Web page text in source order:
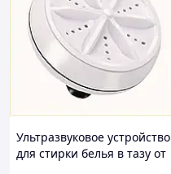
Ультразвуковое устройство
для стирки белья в тазу от